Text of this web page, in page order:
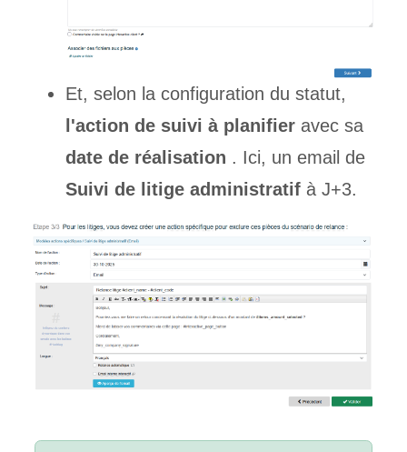
Et, selon la configuration du statut,
l'action de suivi à planifieravec sa
date de réalisation . Ici, un email de
Suivi de litige administratifà J+3.